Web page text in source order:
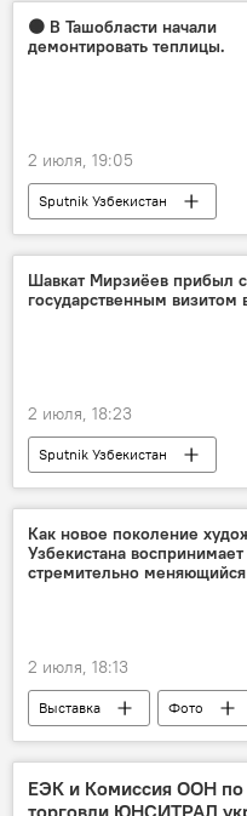
🟠 В Ташобласти начали
демонтировать теплицы.
2 июля, 19:05
Sputnik Узбекистан
Шавкат Мирзиёев прибыл с
государственным визитом
2 июля, 18:23
Sputnik Узбекистан
Как новое поколение
Узбекистана воспринимает
стремительно
2 июля, 18:13
Выставка Фото
НБУ
Ташкент
художник
картины
ЕЭК и Комиссия ООН